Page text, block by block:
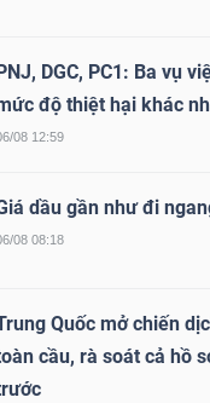
PNJ, DGC, PC1: Ba vụ
độ thiệt hại khác
08 12:59
dầu gần như đi
08 08:18
Quốc mở chiến
cầu, rà soát cả hồ